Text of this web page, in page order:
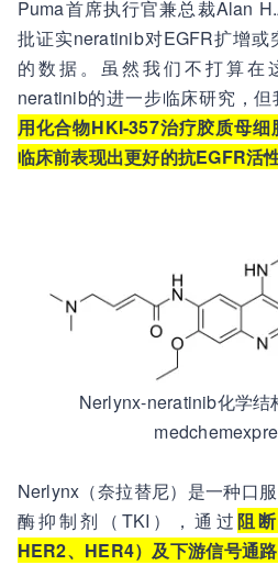
Puma首席执行官兼总裁Alan
批证实neratinib对EGFR扩增
的数据。虽然我们不打算在
neratinib的进一步临床研究，但
用化合物HKI-357治疗胶质母
临床前表现出更好的抗EGFR活性
Nerlynx-neratinib化学结
Nerlynx（奈拉替尼）是一种口
酶抑制剂（TKI），通过 阻
HER2、HER4）及下游信号通